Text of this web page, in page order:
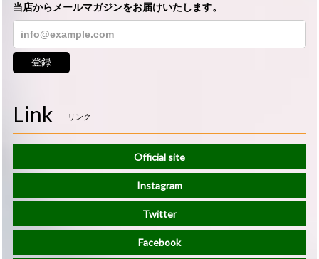
当店からメールマガジンをお届けいたします。
登録
Link リンク
Official site
Instagram
Twitter
Facebook